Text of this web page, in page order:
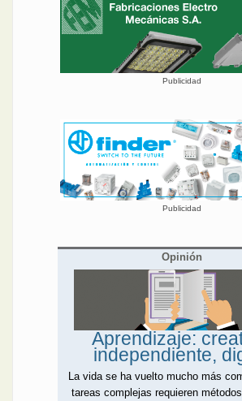
Publicidad
Publicidad
Opinión
Aprendizaje:
independiente,
La vida se ha vuelto mucho más
tareas complejas requieren